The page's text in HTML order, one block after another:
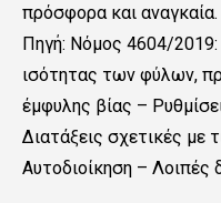
πρόσφορα και αναγκαία.
Πηγή: Nόμος 4604/
ισότητας των φύλων,
έμφυλης βίας –
Διατάξεις σχετικές με
Αυτοδιοίκηση – Λοιπές